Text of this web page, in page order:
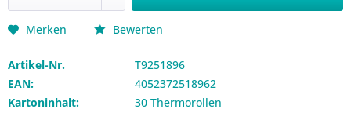
Merken Bewerten
Artikel-Nr.
T9251896
EAN:
4052372518962
Kartoninhalt:
30 Thermorollen